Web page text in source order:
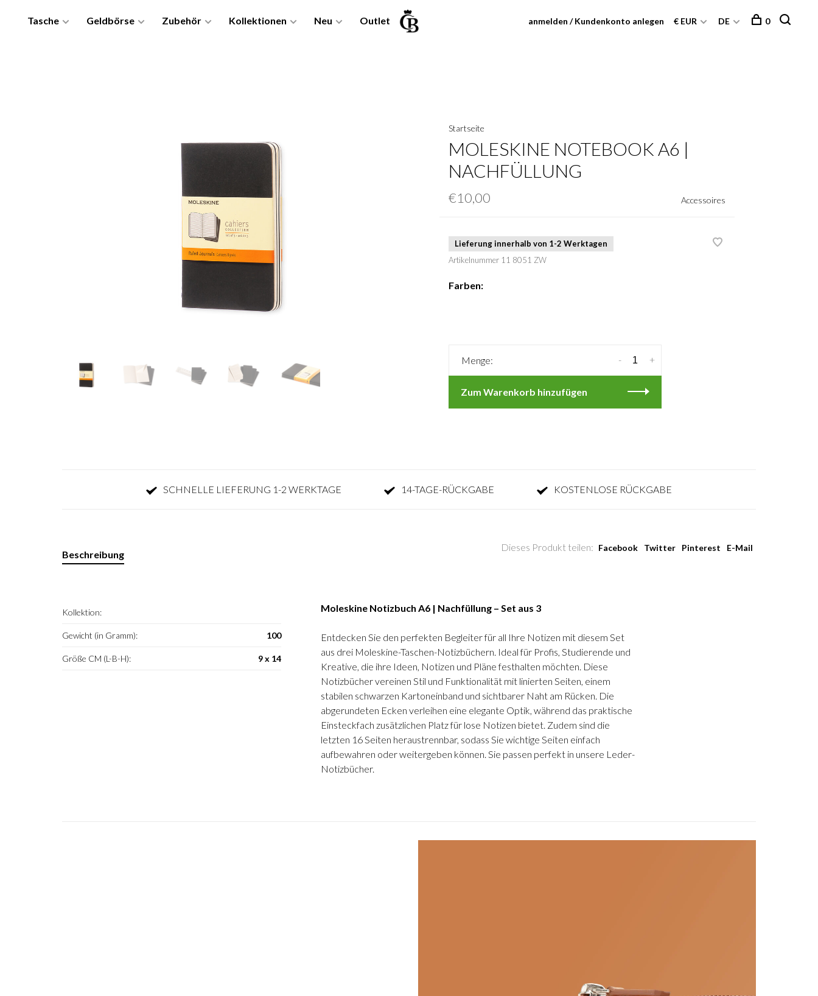
Tasche Geldbörse Zubehör Kollektionen Neu Outlet anmelden / Kundenkonto anlegen € EUR DE 0
Startseite
MOLESKINE NOTEBOOK A6 |
NACHFÜLLUNG
€10,00 Accessoires
Lieferung innerhalb von 1-2 Werktagen
Artikelnummer 11 8051 ZW
Farben:
Menge: +
-
Zum Warenkorb hinzufügen
SCHNELLE LIEFERUNG 1-2 WERKTAGE 14-TAGE-RÜCKGABE KOSTENLOSE RÜCKGABE
Dieses Produkt teilen: Facebook Twitter Pinterest E-Mail
Beschreibung
Kollektion:
Gewicht (in Gramm): 100
Größe CM (L-B-H): 9 x 14
Moleskine Notizbuch A6 | Nachfüllung – Set aus 3
Entdecken Sie den perfekten Begleiter für all Ihre Notizen mit diesem Set
aus drei Moleskine-Taschen-Notizbüchern. Ideal für Profis, Studierende und
Kreative, die ihre Ideen, Notizen und Pläne festhalten möchten. Diese
Notizbücher vereinen Stil und Funktionalität mit linierten Seiten, einem
stabilen schwarzen Kartoneinband und sichtbarer Naht am Rücken. Die
abgerundeten Ecken verleihen eine elegante Optik, während das praktische
Einsteckfach zusätzlichen Platz für lose Notizen bietet. Zudem sind die
letzten 16 Seiten heraustrennbar, sodass Sie wichtige Seiten einfach
aufbewahren oder weitergeben können. Sie passen perfekt in unsere Leder-
Notizbücher.